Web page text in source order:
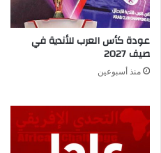
عودة كأس العرب للأندية في
صيف 2027
منذ أسبوعين